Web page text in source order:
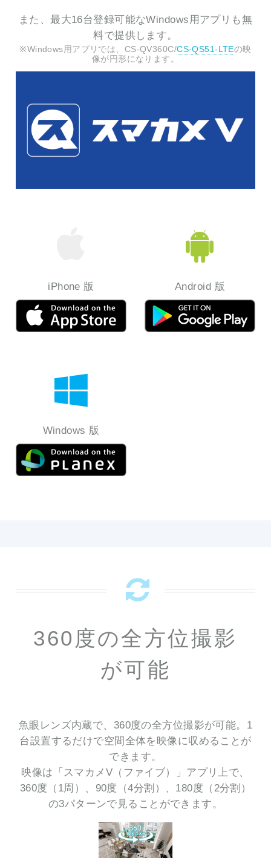
また、最大16台登録可能なWindows用アプリも無
料で提供します。
※Windows用アプリでは、CS-QV360C/CS-QS51-LTEの映
像が円形になります。
iPhone 版 Android 版
Windows 版
360度の全方位撮影
が可能
魚眼レンズ内蔵で、360度の全方位撮影が可能。1
台設置するだけで空間全体を映像に収めることが
できます。
映像は「スマカメV（ファイブ）」アプリ上で、
360度（1周）、90度（4分割）、180度（2分割）
の3パターンで見ることができます。